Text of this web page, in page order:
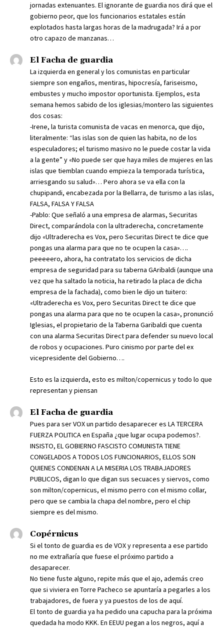
jornadas extenuantes. El ignorante de guardia nos dirá que el
gobierno peor, que los funcionarios estatales están
explotados hasta largas horas de la madrugada? Irá a por
otro capazo de manzanas…
El Facha de guardia
La izquierda en general y los comunistas en particular
siempre son engaños, mentiras, hipocresía, fariseismo,
embustes y mucho impostor oportunista. Ejemplos, esta
semana hemos sabido de los iglesias/montero las siguientes
dos cosas:
-Irene, la turista comunista de vacas en menorca, que dijo,
literalmente: “las islas son de quien las habita, no de los
especuladores; el turismo masivo no le puede costar la vida
a la gente” y «No puede ser que haya miles de mujeres en las
islas que tiemblan cuando empieza la temporada turística,
arriesgando su salud»… Pero ahora se va ella con la
chupipandi, encabezada por la Bellarra, de turismo a las islas,
FALSA, FALSA Y FALSA
-Pablo: Que señaló a una empresa de alarmas, Securitas
Direct, comparándola con la ultraderecha, concretamente
dijo «Ultraderecha es Vox, pero Securitas Direct te dice que
pongas una alarma para que no te ocupen la casa»….
peeeeero, ahora, ha contratato los servicios de dicha
empresa de seguridad para su taberna GAribaldi (aunque una
vez que ha saltado la noticia, ha retirado la placa de dicha
empresa de la fachada), como bien le dijo un tuitero:
«Ultraderecha es Vox, pero Securitas Direct te dice que
pongas una alarma para que no te ocupen la casa», pronunció
Iglesias, el propietario de la Taberna Garibaldi que cuenta
con una alarma Securitas Direct para defender su nuevo local
de robos y ocupaciones. Puro cinismo por parte del ex
vicepresidente del Gobierno….
Esto es la izquierda, esto es milton/copernicus y todo lo que
representan y piensan
El Facha de guardia
Pues para ser VOX un partido desaparecer es LA TERCERA
FUERZA POLITICA en España ¿que lugar ocupa podemos?.
INSISTO, EL GOBIERNO FASCISTO COMUNISTA TIENE
CONGELADOS A TODOS LOS FUNCIONARIOS, ELLOS SON
QUIENES CONDENAN A LA MISERIA LOS TRABAJADORES
PUBLICOS, digan lo que digan sus secuaces y siervos, como
son milton/copernicus, el mismo perro con el mismo collar,
pero que se cambia la chapa del nombre, pero el chip
siempre es del mismo.
Copérnicus
Si el tonto de guardia es de VOX y representa a ese partido
no me extrañaría que fuese el próximo partido a
desaparecer.
No tiene fuste alguno, repite más que el ajo, además creo
que si viviera en Torre Pacheco se apuntaría a pegarles a los
trabajadores, de fuera y ya puestos de los de aquí.
El tonto de guardia ya ha pedido una capucha para la próxima
quedada ha modo KKK. En EEUU pegan a los negros, aquí a